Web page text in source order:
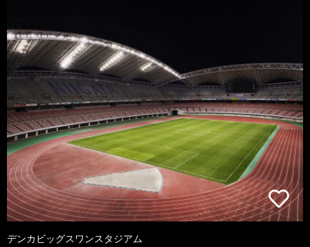
デンカビッグスワンスタジアム